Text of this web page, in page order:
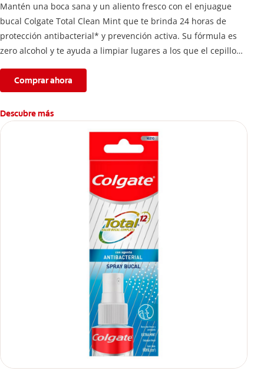
Mantén una boca sana y un aliento fresco con el enjuague
bucal Colgate Total Clean Mint que te brinda 24 horas de
protección antibacterial* y prevención activa. Su fórmula es
zero alcohol y te ayuda a limpiar lugares a los que el cepillo
Comprar ahora
Descubre más